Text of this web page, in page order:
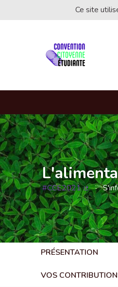
Ce site
#CCE2021
(Lien
PRÉSENTATION
VOS